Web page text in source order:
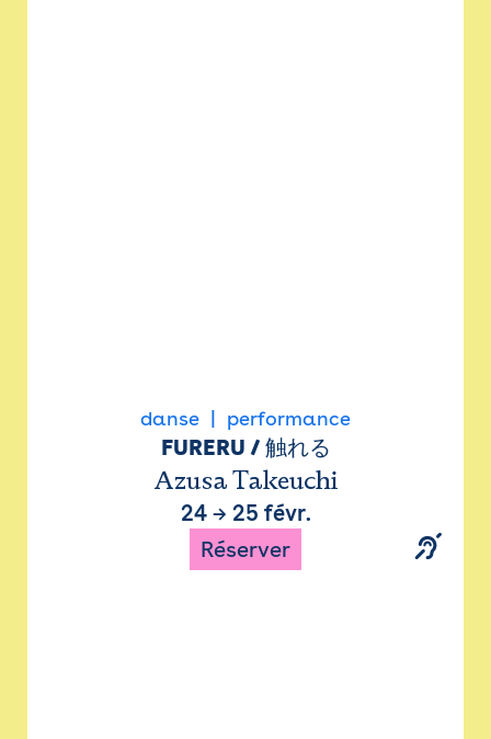
danse performance
FURERU / 触れる
Azusa Takeuchi
24→ 25 févr.
Réserver